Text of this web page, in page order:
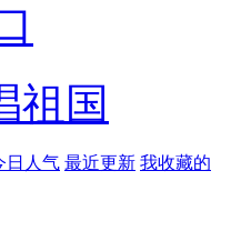
祖国
日人气 最近更新 我收藏的